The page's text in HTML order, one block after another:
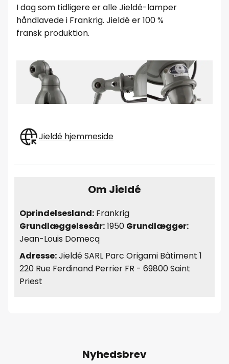
I dag som tidligere er alle Jieldé-lamper
håndlavede i Frankrig. Jieldé er 100 %
fransk produktion.
Jieldé hjemmeside
Om Jieldé
Oprindelsesland: Frankrig
Grundlæggelsesår:1950 Grundlægger:
Jean-Louis Domecq
Adresse:Jieldé SARL Parc Origami Bâtiment 1
220 Rue Ferdinand Perrier FR - 69800 Saint
Priest
Nyhedsbrev